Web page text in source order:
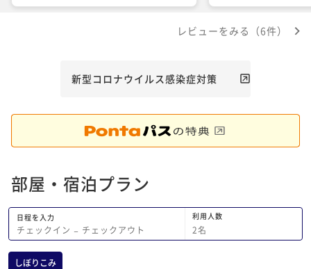
に貸し傘を借りたが、借りた傘の畳み方
ただく予定でしたが何も渡されることな
たが、まぁ満足かな。という感じでし
た。 ありがとうございました。
予約時にお伝えして
呂で日頃の疲れを癒
た。必ず再訪させて
うございました。
レビューをみる（6件）
新型コロナウイルス感染症対策
部屋・宿泊プラン
日程を入力
チェックイン − チェックアウト
利用人数
2名
しぼりこみ